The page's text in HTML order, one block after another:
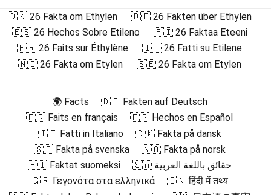
🇩🇰 26 Fakta om Ethylen
🇩🇪 26 Fakten über Ethylen
🇪🇸 26 Hechos Sobre Etileno
🇫🇮 26 Faktaa Eteeni
🇫🇷 26 Faits sur Éthylène
🇮🇹 26 Fatti su Etilene
🇳🇴 26 Fakta om Etylen
🇸🇪 26 Fakta om Etylen
🌍 Facts
🇩🇪 Fakten auf Deutsch
🇫🇷 Faits en français
🇪🇸 Hechos en Español
🇮🇹 Fatti in Italiano
🇩🇰 Fakta på dansk
🇸🇪 Fakta på svenska
🇳🇴 Fakta på norsk
🇫🇮 Faktat suomeksi
🇸🇦 حقائق باللغة العربية
🇬🇷 Γεγονότα στα ελληνικά
🇮🇳 हिंदी में तथ्य